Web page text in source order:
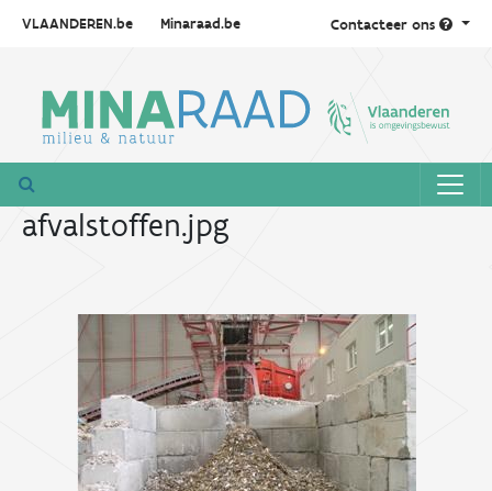
VLAANDEREN.be Minaraad.be Contacteer ons
afvalstoffen.jpg